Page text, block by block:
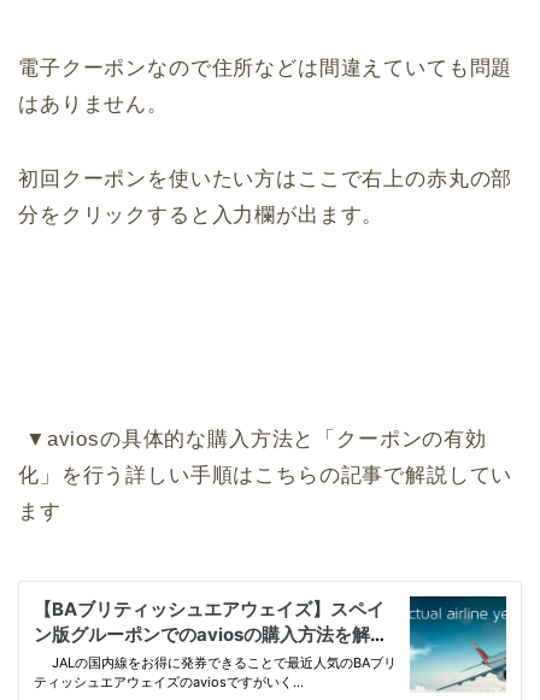
電子クーポンなので住所などは間違えていても問題
はありません。
初回クーポンを使いたい方はここで右上の赤丸の部
分をクリックすると入力欄が出ます。
▼aviosの具体的な購入方法と「クーポンの有効
化」を行う詳しい手順はこちらの記事で解説してい
ます